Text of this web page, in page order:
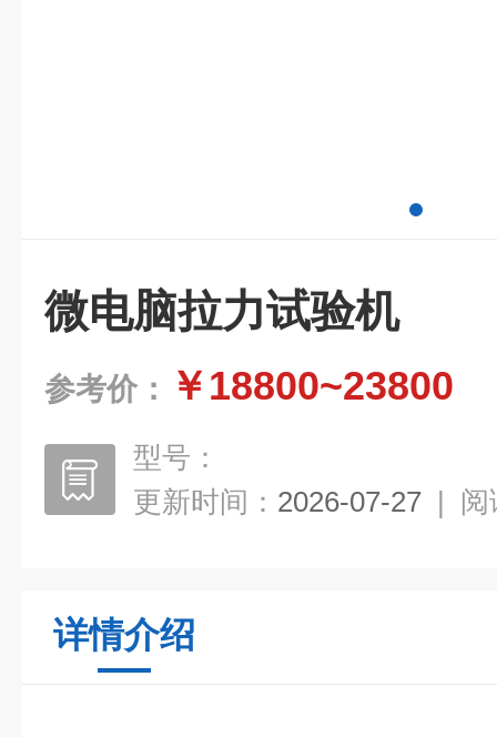
微电脑拉力试验机
参考价： ￥18800~23800
型号：
更新时间： 2026-07-27 | 阅
详情介绍